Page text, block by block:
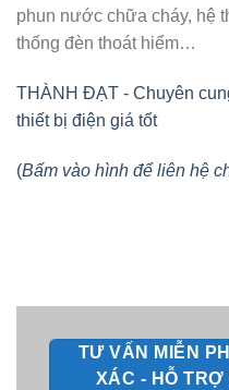
phun nước chữa cháy, hệ
thống đèn thoát hiểm…
THÀNH ĐẠT - Chuyên
thiết bị điện giá tốt
(Bấm vào hình để liên hệ
TƯ VẤN MIỄN
XÁC - HỖ TRỢ